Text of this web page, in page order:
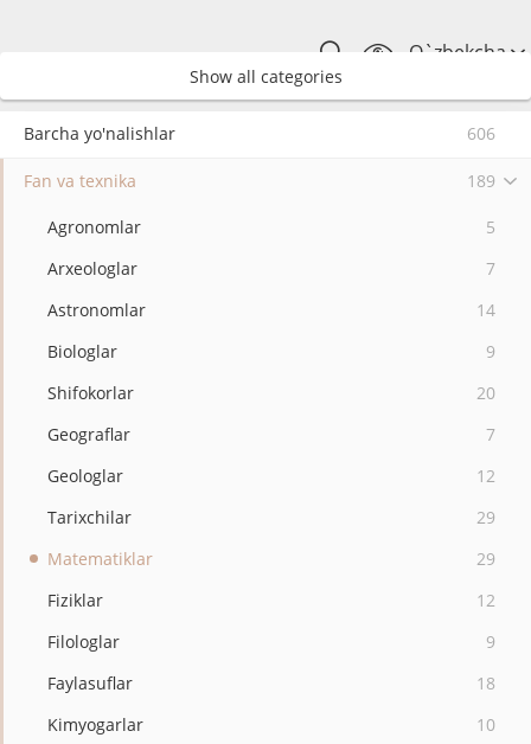
O`zbekcha
Show all categories
Barcha yo'nalishlar 606
Fan va texnika 189
Agronomlar
5
Arxeologlar
7
Astronomlar
14
Biologlar
9
Shifokorlar
20
Geograflar
7
Geologlar
12
Tarixchilar
29
Matematiklar
29
Fiziklar
12
Filologlar
9
Faylasuflar
18
Kimyogarlar
10